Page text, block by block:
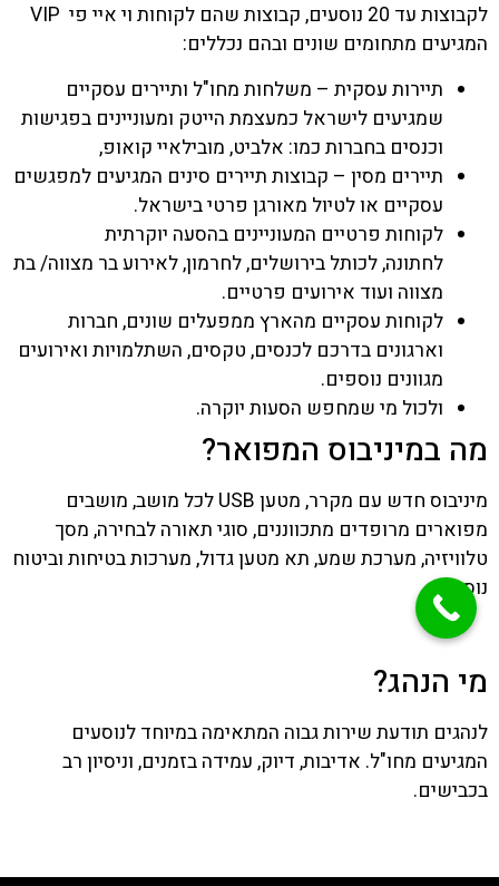
לקבוצות עד 20 נוסעים, קבוצות שהם לקוחות וי איי פי VIP
המגיעים מתחומים שונים ובהם נכללים:
תיירות עסקית – משלחות מחו"ל ותיירים עסקיים
שמגיעים לישראל כמעצמת הייטק ומעוניינים בפגישות
וכנסים בחברות כמו: אלביט, מובילאיי קואופ,
תיירים מסין – קבוצות תיירים סינים המגיעים למפגשים
עסקיים או לטיול מאורגן פרטי בישראל.
לקוחות פרטיים המעוניינים בהסעה יוקרתית
לחתונה,לכותל בירושלים,לחרמון,לאירוע בר מצווה/ בת
מצווה ועוד אירועים פרטיים.
לקוחות עסקיים מהארץ ממפעלים שונים, חברות
וארגונים בדרכם לכנסים, טקסים, השתלמויות ואירועים
מגוונים נוספים.
ולכול מי שמחפש הסעות יוקרה.
מה במיניבוס המפואר?
מיניבוס חדש עם מקרר, מטען USB לכל מושב, מושבים
מפוארים מרופדים מתכווננים, סוגי תאורה לבחירה, מסך
טלוויזיה, מערכת שמע, תא מטען גדול, מערכות בטיחות וביטוח
נוסעים.
מי הנהג?
לנהגים תודעת שירות גבוה המתאימה במיוחד לנוסעים
המגיעים מחו"ל. אדיבות, דיוק, עמידה בזמנים, וניסיון רב
בכבישים.